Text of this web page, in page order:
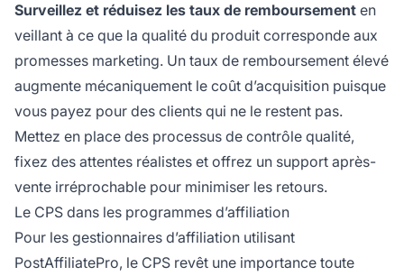
Surveillez et réduisez les taux de remboursement en
veillant à ce que la qualité du produit corresponde aux
promesses marketing. Un taux de remboursement élevé
augmente mécaniquement le coût d’acquisition puisque
vous payez pour des clients qui ne le restent pas.
Mettez en place des processus de contrôle qualité,
fixez des attentes réalistes et offrez un support après-
vente irréprochable pour minimiser les retours.
Le CPS dans les programmes d’affiliation
Pour les gestionnaires d’affiliation utilisant
PostAffiliatePro, le CPS revêt une importance toute